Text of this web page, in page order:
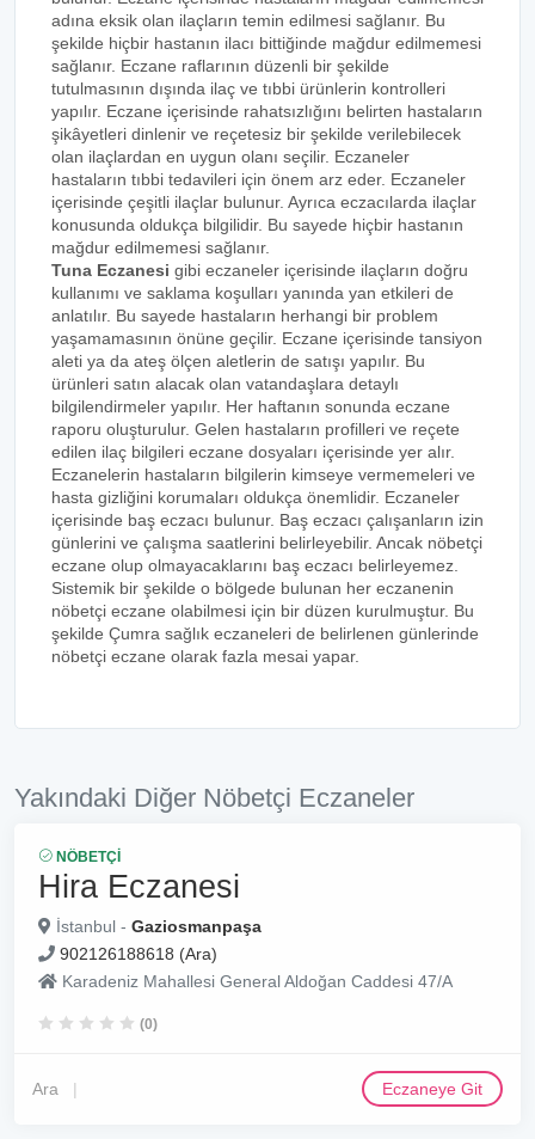
adına eksik olan ilaçların temin edilmesi sağlanır. Bu
şekilde hiçbir hastanın ilacı bittiğinde mağdur edilmemesi
sağlanır. Eczane raflarının düzenli bir şekilde
tutulmasının dışında ilaç ve tıbbi ürünlerin kontrolleri
yapılır. Eczane içerisinde rahatsızlığını belirten hastaların
şikâyetleri dinlenir ve reçetesiz bir şekilde verilebilecek
olan ilaçlardan en uygun olanı seçilir. Eczaneler
hastaların tıbbi tedavileri için önem arz eder. Eczaneler
içerisinde çeşitli ilaçlar bulunur. Ayrıca eczacılarda ilaçlar
konusunda oldukça bilgilidir. Bu sayede hiçbir hastanın
mağdur edilmemesi sağlanır.
Tuna Eczanesi gibi eczaneler içerisinde ilaçların doğru
kullanımı ve saklama koşulları yanında yan etkileri de
anlatılır. Bu sayede hastaların herhangi bir problem
yaşamamasının önüne geçilir. Eczane içerisinde tansiyon
aleti ya da ateş ölçen aletlerin de satışı yapılır. Bu
ürünleri satın alacak olan vatandaşlara detaylı
bilgilendirmeler yapılır. Her haftanın sonunda eczane
raporu oluşturulur. Gelen hastaların profilleri ve reçete
edilen ilaç bilgileri eczane dosyaları içerisinde yer alır.
Eczanelerin hastaların bilgilerin kimseye vermemeleri ve
hasta gizliğini korumaları oldukça önemlidir. Eczaneler
içerisinde baş eczacı bulunur. Baş eczacı çalışanların izin
günlerini ve çalışma saatlerini belirleyebilir. Ancak nöbetçi
eczane olup olmayacaklarını baş eczacı belirleyemez.
Sistemik bir şekilde o bölgede bulunan her eczanenin
nöbetçi eczane olabilmesi için bir düzen kurulmuştur. Bu
şekilde Çumra sağlık eczaneleri de belirlenen günlerinde
nöbetçi eczane olarak fazla mesai yapar.
Yakındaki Diğer Nöbetçi Eczaneler
NÖBETÇI
Hira Eczanesi
İstanbul - Gaziosmanpaşa
902126188618 (Ara)
Karadeniz Mahallesi General Aldoğan Caddesi 47/A
(0)
Ara Eczaneye Git